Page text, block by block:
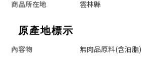
商品所在地 雲林縣
原產地標示
內容物 無肉品原料(含油脂)